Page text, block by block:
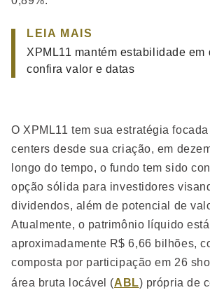
LEIA MAIS
XPML11 mantém estabilidade em
confira valor e datas
O XPML11 tem sua estratégia
centers desde sua criação, em
longo do tempo, o fundo tem sido
opção sólida para investidores
dividendos, além de potencial de
Atualmente, o patrimônio líquido
aproximadamente R$ 6,66 bilhões,
composta por participação em 26
área bruta locável (ABL) própria de